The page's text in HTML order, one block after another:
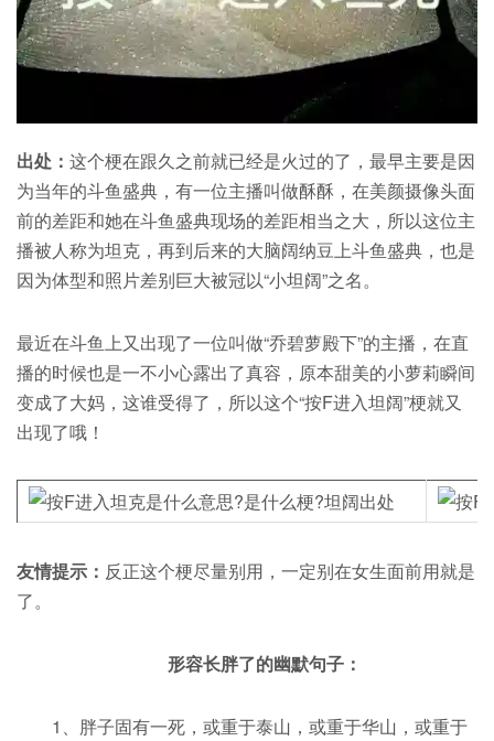
出处： 这个梗在跟久之前就已经是火过的了，最早主要是因
为当年的斗鱼盛典，有一位主播叫做酥酥，在美颜摄像头面
前的差距和她在斗鱼盛典现场的差距相当之大，所以这位主
播被人称为坦克，再到后来的大脑阔纳豆上斗鱼盛典，也是
因为体型和照片差别巨大被冠以“小坦阔”之名。
最近在斗鱼上又出现了一位叫做“乔碧萝殿下”的主播，在直
播的时候也是一不小心露出了真容，原本甜美的小萝莉瞬间
变成了大妈，这谁受得了，所以这个“按F进入坦阔”梗就又
出现了哦！
友情提示： 反正这个梗尽量别用，一定别在女生面前用就是
了。
形容长胖了的幽默句子：
1、胖子固有一死，或重于泰山，或重于华山，或重于